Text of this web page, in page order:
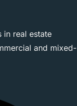
in real estate
and mixed-